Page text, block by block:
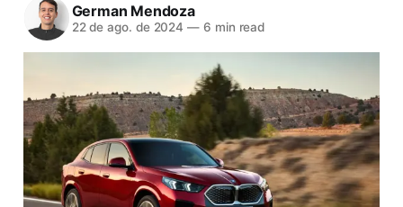
German Mendoza
22 de ago. de 2024 — 6 min read